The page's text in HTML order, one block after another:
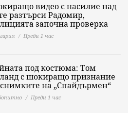
видео с насилие над
разтърси Радомир,
започна проверка
Преди 1 час
под костюма: Том
с шокиращо признание
на „Спайдърмен“
Преди 1 час